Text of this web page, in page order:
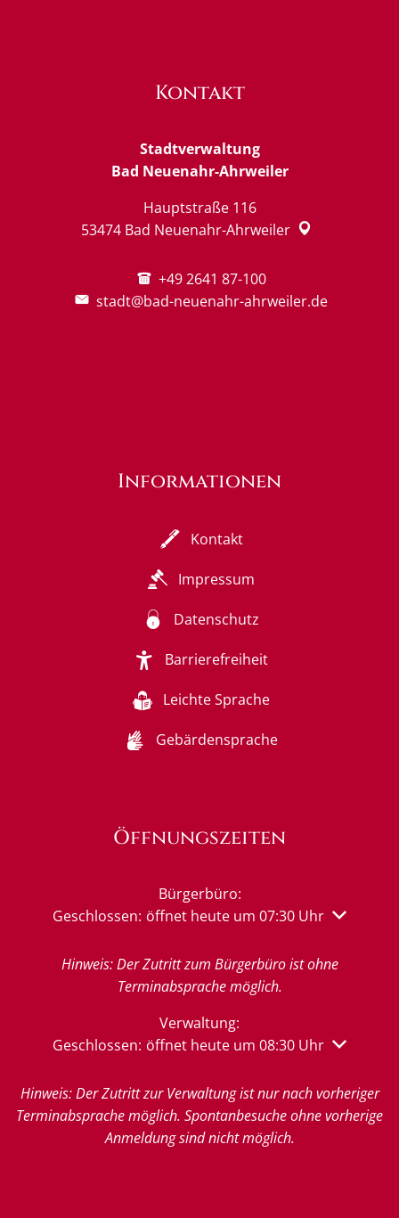
Kontakt
Stadtverwaltung
Bad Neuenahr-Ahrweiler
Hauptstraße 116
53474 Bad Neuenahr-Ahrweiler
+49 2641 87-100
stadt@bad-neuenahr-ahrweiler.de
Informationen
Kontakt
Impressum
Datenschutz
Barrierefreiheit
Leichte Sprache
Gebärdensprache
Öffnungszeiten
Bürgerbüro:
Klicken, um weitere Öffnungs- oder Schließzeiten
Geschlossen: öffnet heute um 07:30 Uhr
Hinweis: Der Zutritt zum Bürgerbüro ist ohne
Terminabsprache möglich.
Verwaltung:
Klicken, um weitere Öffnungs- oder Schließzeiten
Geschlossen: öffnet heute um 08:30 Uhr
Hinweis: Der Zutritt zur Verwaltung ist nur nach vorheriger
Terminabsprache möglich. Spontanbesuche ohne vorherige
Anmeldung sind nicht möglich.